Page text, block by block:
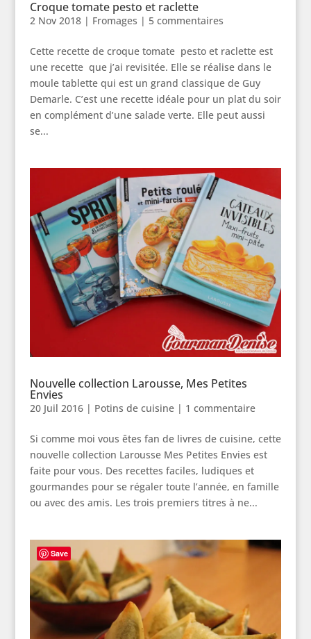
Croque tomate pesto et raclette
2 Nov 2018| Fromages | 5 commentaires
Cette recette de croque tomate pesto et raclette est
une recette que j’ai revisitée. Elle se réalise dans le
moule tablette qui est un grand classique de Guy
Demarle. C’est une recette idéale pour un plat du soir
en complément d’une salade verte. Elle peut aussi
se...
Nouvelle collection Larousse, Mes Petites
Envies
20 Juil 2016| Potins de cuisine| 1 commentaire
Si comme moi vous êtes fan de livres de cuisine, cette
nouvelle collection Larousse Mes Petites Envies est
faite pour vous. Des recettes faciles, ludiques et
gourmandes pour se régaler toute l’année, en famille
ou avec des amis. Les trois premiers titres à ne...
Save